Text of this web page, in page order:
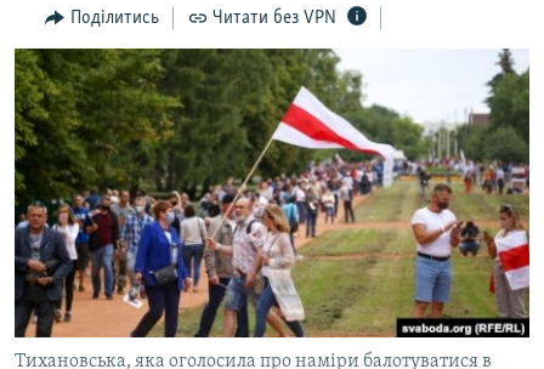
Перейти
до
пошуку
ПОГЛЯД
ІНТЕРВ'Ю
ВСЕ ЗА ДЕНЬ
СПЕЦПРОЕКТИ
ДЕПОРТАЦІЯ
ВІДЕОУРОКИ «ELIFBE»
СВІДЧЕННЯ ОКУПАЦІЇ
УКРАЇНСЬКА ПРОБЛЕМА КРИМУ
ЯК ОБІЙТИ БЛОКУВАННЯ
Русский
Qırımtatar
Поділитись Читати без VPN
Тихановська, яка оголосила про наміри балотуватися в